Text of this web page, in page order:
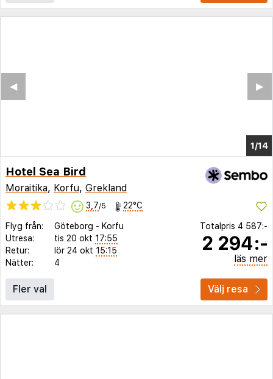
1/10
▶︎
◀︎
Hotel Sea Bird
Moraitika, Korfu, Grekland
3,7/5 22°C
Flyg från: Göteborg - Korfu
Utresa:
tis 20 okt 17:55
Retur:
lör 24 okt 15:15
Nätter:
4
Totalpris 4 587:-
2 294:-
läs mer
Fler val Välj resa